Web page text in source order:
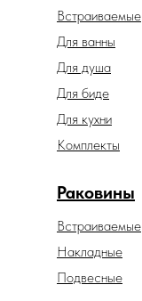
Раковины
Встраиваемые
Накладные
Подвесные
Встраиваемые
Для биде
Для ванны
Для душа
Для кухни
Комплекты